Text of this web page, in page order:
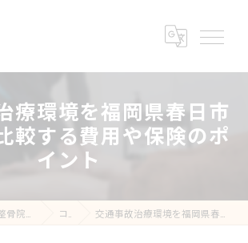
療環境を福岡県春日市
較する費用や保険のポ
イント
コラム 交通事故治療環境を福岡県春日市塚原台で比較する費用や保険のポイント